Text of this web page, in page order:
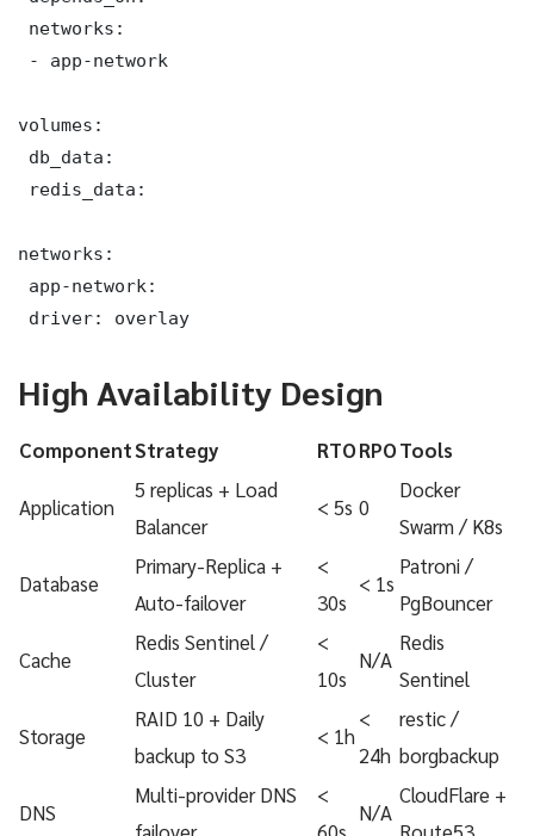
networks:
- app-network
volumes:
db_data:
redis_data:
networks:
app-network:
driver: overlay
High Availability Design
ComponentStrategy RTORPOTools
Application
5 replicas + Load
Balancer
< 5s 0
Docker
Swarm / K8s
Database
Primary-Replica +
Auto-failover
<
30s
< 1s
Patroni /
PgBouncer
Cache
Redis Sentinel /
Cluster
<
10s
N/A
Redis
Sentinel
Storage
RAID 10 + Daily
backup to S3
< 1h
<
24h
restic /
borgbackup
DNS
Multi-provider DNS
<
N/A
CloudFlare +